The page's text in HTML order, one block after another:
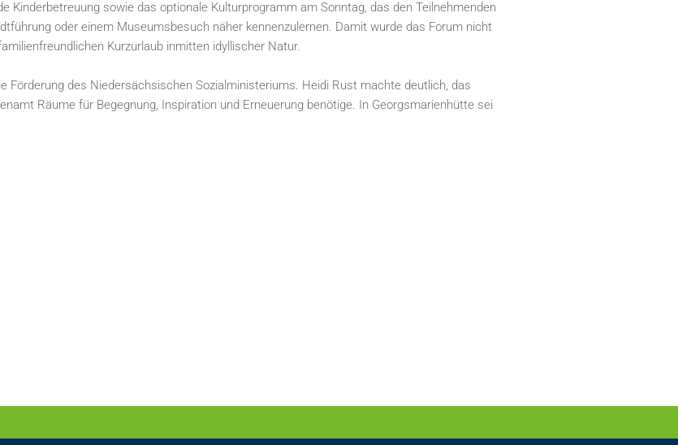
Kinderbetreuung sowie das optionale Kulturprogramm am Sonntag, das den Teilnehmenden
oder einem Museumsbesuch näher kennenzulernen. Damit wurde das Forum nicht
Kurzurlaub inmitten idyllischer Natur.
Förderung des Niedersächsischen Sozialministeriums. Heidi Rust machte deutlich, das
Räume für Begegnung, Inspiration und Erneuerung benötige. In Georgsmarienhütte sei